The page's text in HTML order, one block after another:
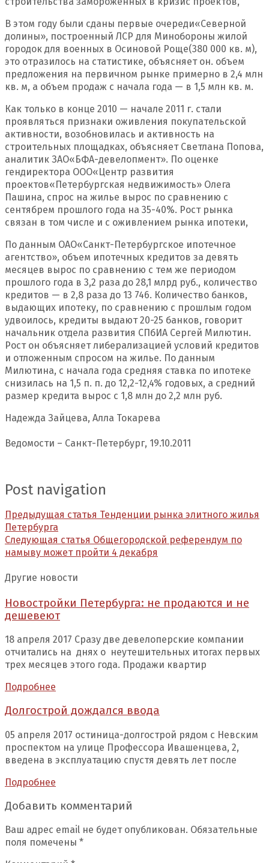
В этом году были сданы первые очереди«Северной
долины», построенный ЛСР для Минобороны жилой
городок для военных в Осиновой Роще(380 000 кв. м),
это отразилось на статистике, объясняет он. объем
предложения на первичном рынке примерно в 2,4 млн
кв. м, а объем продаж с начала года — в 1,5 млн кв. м.
Как только в конце 2010 — начале 2011 г. стали
проявляться признаки оживления покупательской
активности, возобновилась и активность на
строительных площадках, объясняет Светлана Попова,
аналитик ЗАО« БФА-девелопмент». По оценке
гендиректора ООО« Центр развития
проектов« Петербургская недвижимость» Олега
Пашина, спрос на жилье вырос по сравнению с
сентябрем прошлого года на 35-40%. Рост рынка
связан в том числе и с оживлением рынка ипотеки,
По данным ОАО«Санкт-Петербургское ипотечное
агентство», объем ипотечных кредитов за девять
месяцев вырос по сравнению с тем же периодом
прошлого года в 3,2 раза до 28,1 млрд руб., количество
кредитов — в 2,8 раза до 13 746. Количество банков,
выдающих ипотеку, по сравнению с прошлым годом
удвоилось, кредиты выдают 20-25 банков, говорит
начальник отдела развития СПбИА Сергей Милютин.
Рост он объясняет либерализацией условий кредитов
и отложенным спросом на жилье. По данным
Милютина, с начала года средняя ставка по ипотеке
снизилась на 1,5 п. п. до 12,2-12,4% годовых, а средний
размер кредита вырос с 1,8 млн до 2,2 млн руб.
Надежда Зайцева, Алла Токарева
Ведомости – Санкт-Петербург, 19.10.2011
Post navigation
Предыдущая статья Тенденции рынка элитного жилья
Петербурга
Следующая статья Общегородской референдум по
намыву может пройти 4 декабря
Другие новости
Новостройки Петербурга: не продаются и не
дешевеют
18 апреля 2017 Сразу две девелоперские компании
отчитались на днях о неутешительных итогах первых
трех месяцев этого года. Продажи квартир
Подробнее
Долгострой дождался ввода
05 апреля 2017 остиница-долгострой рядом с Невским
проспектом на улице Профессора Ивашенцева, 2,
введена в эксплуатацию спустя девять лет после
Подробнее
Добавить комментарий
Ваш адрес email не будет опубликован. Обязательные
поля помечены *